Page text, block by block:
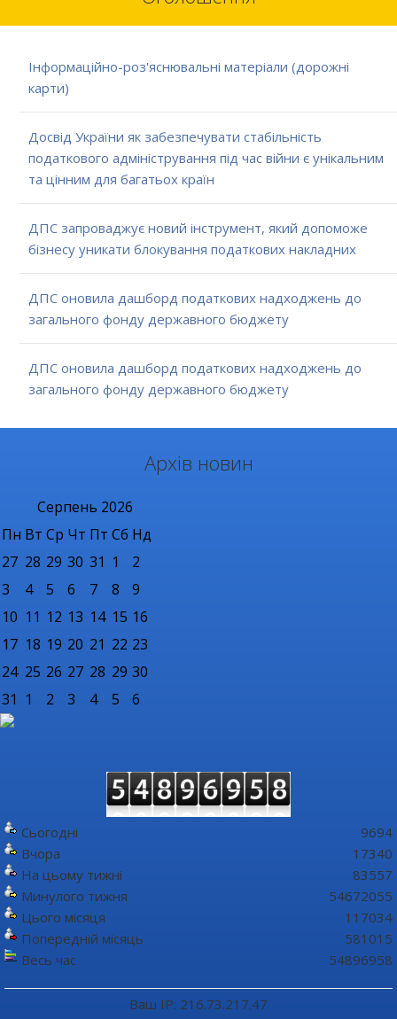
Інформаційно-роз'яснювальні матеріали (дорожні
карти)
Досвід України як забезпечувати стабільність
податкового адміністрування під час війни є унікальним
та цінним для багатьох країн
ДПС запроваджує новий інструмент, який допоможе
бізнесу уникати блокування податкових накладних
ДПС оновила дашборд податкових надходжень до
загального фонду державного бюджету
ДПС оновила дашборд податкових надходжень до
загального фонду державного бюджету
Архів новин
Серпень 2026
Пн Вт Ср Чт Пт Сб Нд
27 28 29 30 31 1
2
3
4 5 6 7 8
9
10 11 12 13 14 15 16
17 18 19 20 21 22 23
24 25 26 27 28 29 30
31 1 2 3 4 5 6
Сьогодні
Вчора
На цьому тижні
Минулого тижня
Цього місяця
Попередній місяць
Весь час
9694
17340
83557
54672055
117034
581015
54896958
Ваш IP: 216.73.217.47